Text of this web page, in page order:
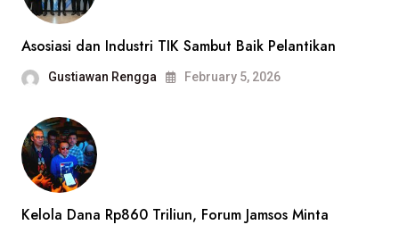
Asosiasi dan Industri TIK Sambut Baik Pelantikan
Gustiawan Rengga February 5, 2026
Kelola Dana Rp860 Triliun, Forum Jamsos Minta